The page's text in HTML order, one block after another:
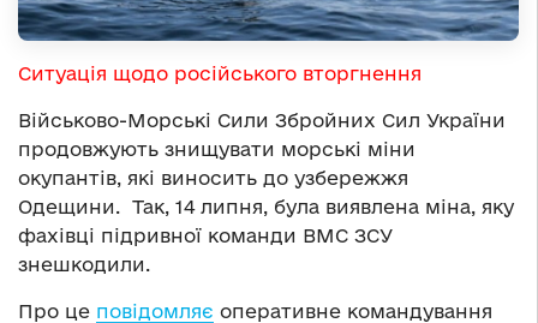
Ситуація щодо російського вторгнення
Військово-Морські Сили Збройних Сил України
продовжують знищувати морські міни
окупантів, які виносить до узбережжя
Одещини. Так, 14 липня, була виявлена міна, яку
фахівці підривної команди ВМС ЗСУ
знешкодили.
Про це повідомляє оперативне командування